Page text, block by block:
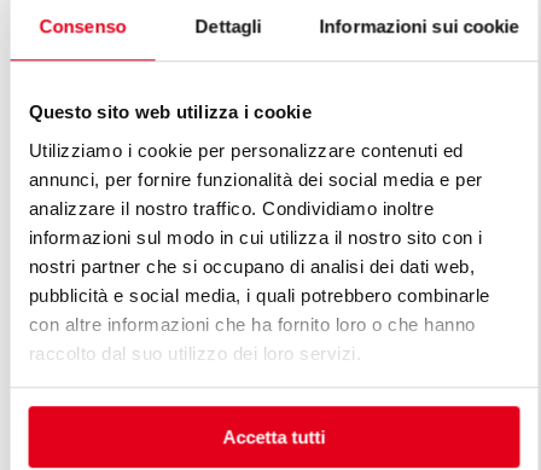
Consenso Dettagli Informazioni sui cookie
Questo sito web utilizza i cookie
Utilizziamo i cookie per personalizzare contenuti ed
annunci, per fornire funzionalità dei social media e per
analizzare il nostro traffico. Condividiamo inoltre
informazioni sul modo in cui utilizza il nostro sito con i
nostri partner che si occupano di analisi dei dati web,
pubblicità e social media, i quali potrebbero combinarle
con altre informazioni che ha fornito loro o che hanno
raccolto dal suo utilizzo dei loro servizi.
Accetta tutti
FRITADEIRAS ELÉCTRICA 7+7 L -
DESCUBRA TODAS AS LINHAS DE
LINHA PREMIUM
As linhas premium são a resposta às diferentes
premium é projetada levando em conta as exigências